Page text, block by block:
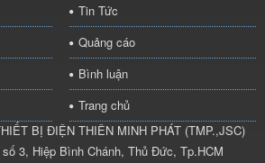
Tin Tức
Quảng cáo
Bình luận
Trang chủ
BỊ ĐIỆN THIÊN MINH PHÁT (TMP.,JSC)
3, Hiệp Bình Chánh, Thủ Đức, Tp.HCM